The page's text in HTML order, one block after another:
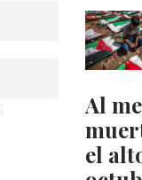
Al
el